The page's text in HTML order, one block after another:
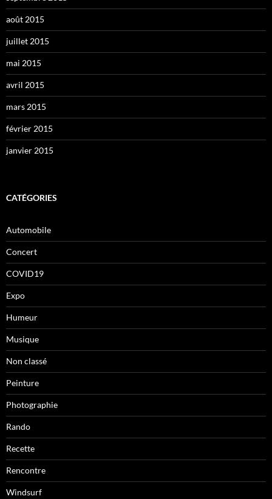
août 2015
juillet 2015
mai 2015
avril 2015
mars 2015
février 2015
janvier 2015
CATÉGORIES
Automobile
Concert
COVID19
Expo
Humeur
Musique
Non classé
Peinture
Photographie
Rando
Recette
Rencontre
Windsurf